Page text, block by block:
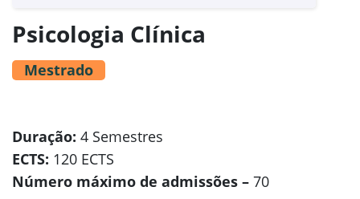
Psicologia Clínica
Mestrado
Duração: 4 Semestres
ECTS: 120 ECTS
Número máximo de admissões – 70